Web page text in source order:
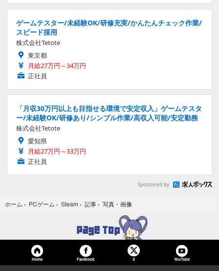
ゲームテスター/未経験OK/研修充実/かんたんチェック作業/
スピード採用
株式会社Tetote
東京都
月給27万円～34万円
正社員
「月収30万円以上も目指せる環境で安定収入」ゲームテスタ
ー/未経験OK/研修あり/シンプル作業/高収入可能/安定勤務
株式会社Tetote
愛知県
月給27万円～33万円
正社員
Sponsored by
ホーム › PCゲーム › Steam › 記事 › 写真・画像
Home Facebook X YouTube